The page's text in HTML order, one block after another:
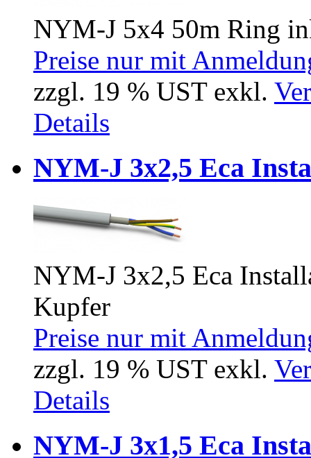
NYM-J 5x4 50m Ring
Preise nur mit
zzgl. 19 % UST exkl.
Details
NYM-J 3x2,5 Eca
NYM-J 3x2,5 Eca
Kupfer
Preise nur mit
zzgl. 19 % UST exkl.
Details
NYM-J 3x1,5 Eca